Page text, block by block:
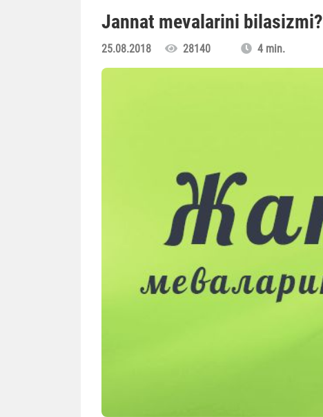
Jannat mevalarini bilasizmi?
25.08.2018 28140 4 min.